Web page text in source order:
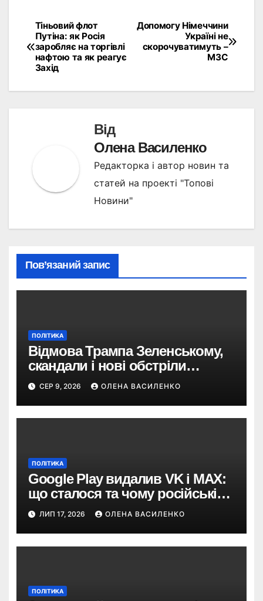
Навігація
записів
Допомогу Німеччини
Україні не
скорочуватимуть –
МЗС
Тіньовий флот
Путіна: як Росія
заробляє на торгівлі
нафтою та як реагує
Захід
Від
Олена Василенко
Редакторка і автор новин та
статей на проекті "Топові
Новини"
Пов’язаний запис
ПОЛІТИКА
Відмова Трампа Зеленському,
скандали і нові обстріли
України – що пішло не так?
СЕР 9, 2026 ОЛЕНА ВАСИЛЕНКО
ПОЛІТИКА
Google Play видалив VK і MAX:
що сталося та чому російські
застосунки зникають із
магазинів
ЛИП 17, 2026 ОЛЕНА ВАСИЛЕНКО
ПОЛІТИКА